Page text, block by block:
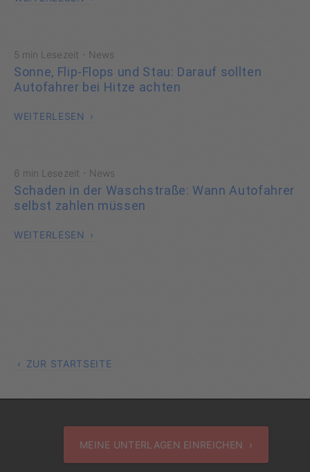
5 min Lesezeit · News
Sonne, Flip-Flops und Stau: Darauf sollten
Autofahrer bei Hitze achten
WEITERLESEN
6 min Lesezeit · News
Schaden in der Waschstraße: Wann Autofahrer
selbst zahlen müssen
WEITERLESEN
ZUR STARTSEITE
MEINE UNTERLAGEN EINREICHEN ›